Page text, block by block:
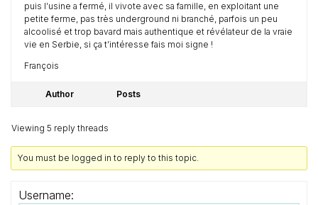
puis l’usine a fermé, il vivote avec sa famille, en exploitant une
petite ferme, pas très underground ni branché, parfois un peu
alcoolisé et trop bavard mais authentique et révélateur de la vraie
vie en Serbie, si ça t’intéresse fais moi signe !
François
Author Posts
Viewing 5 reply threads
You must be logged in to reply to this topic.
Username: